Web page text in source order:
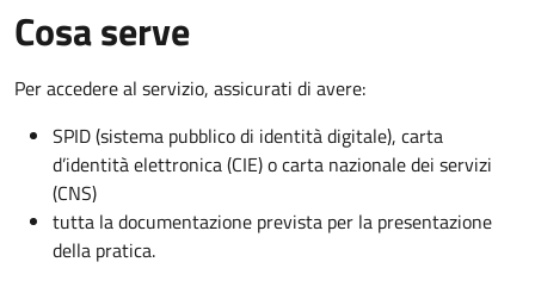
Cosa serve
Per accedere al servizio, assicurati di avere:
SPID (sistema pubblico di identità digitale), carta
d’identità elettronica (CIE) o carta nazionale dei servizi
(CNS)
tutta la documentazione prevista per la presentazione
della pratica.